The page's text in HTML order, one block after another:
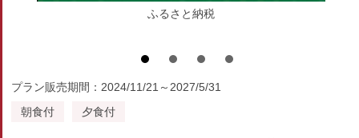
ふるさと納税
プラン販売期間：2024/11/21～2027/5/31
朝食付
夕食付